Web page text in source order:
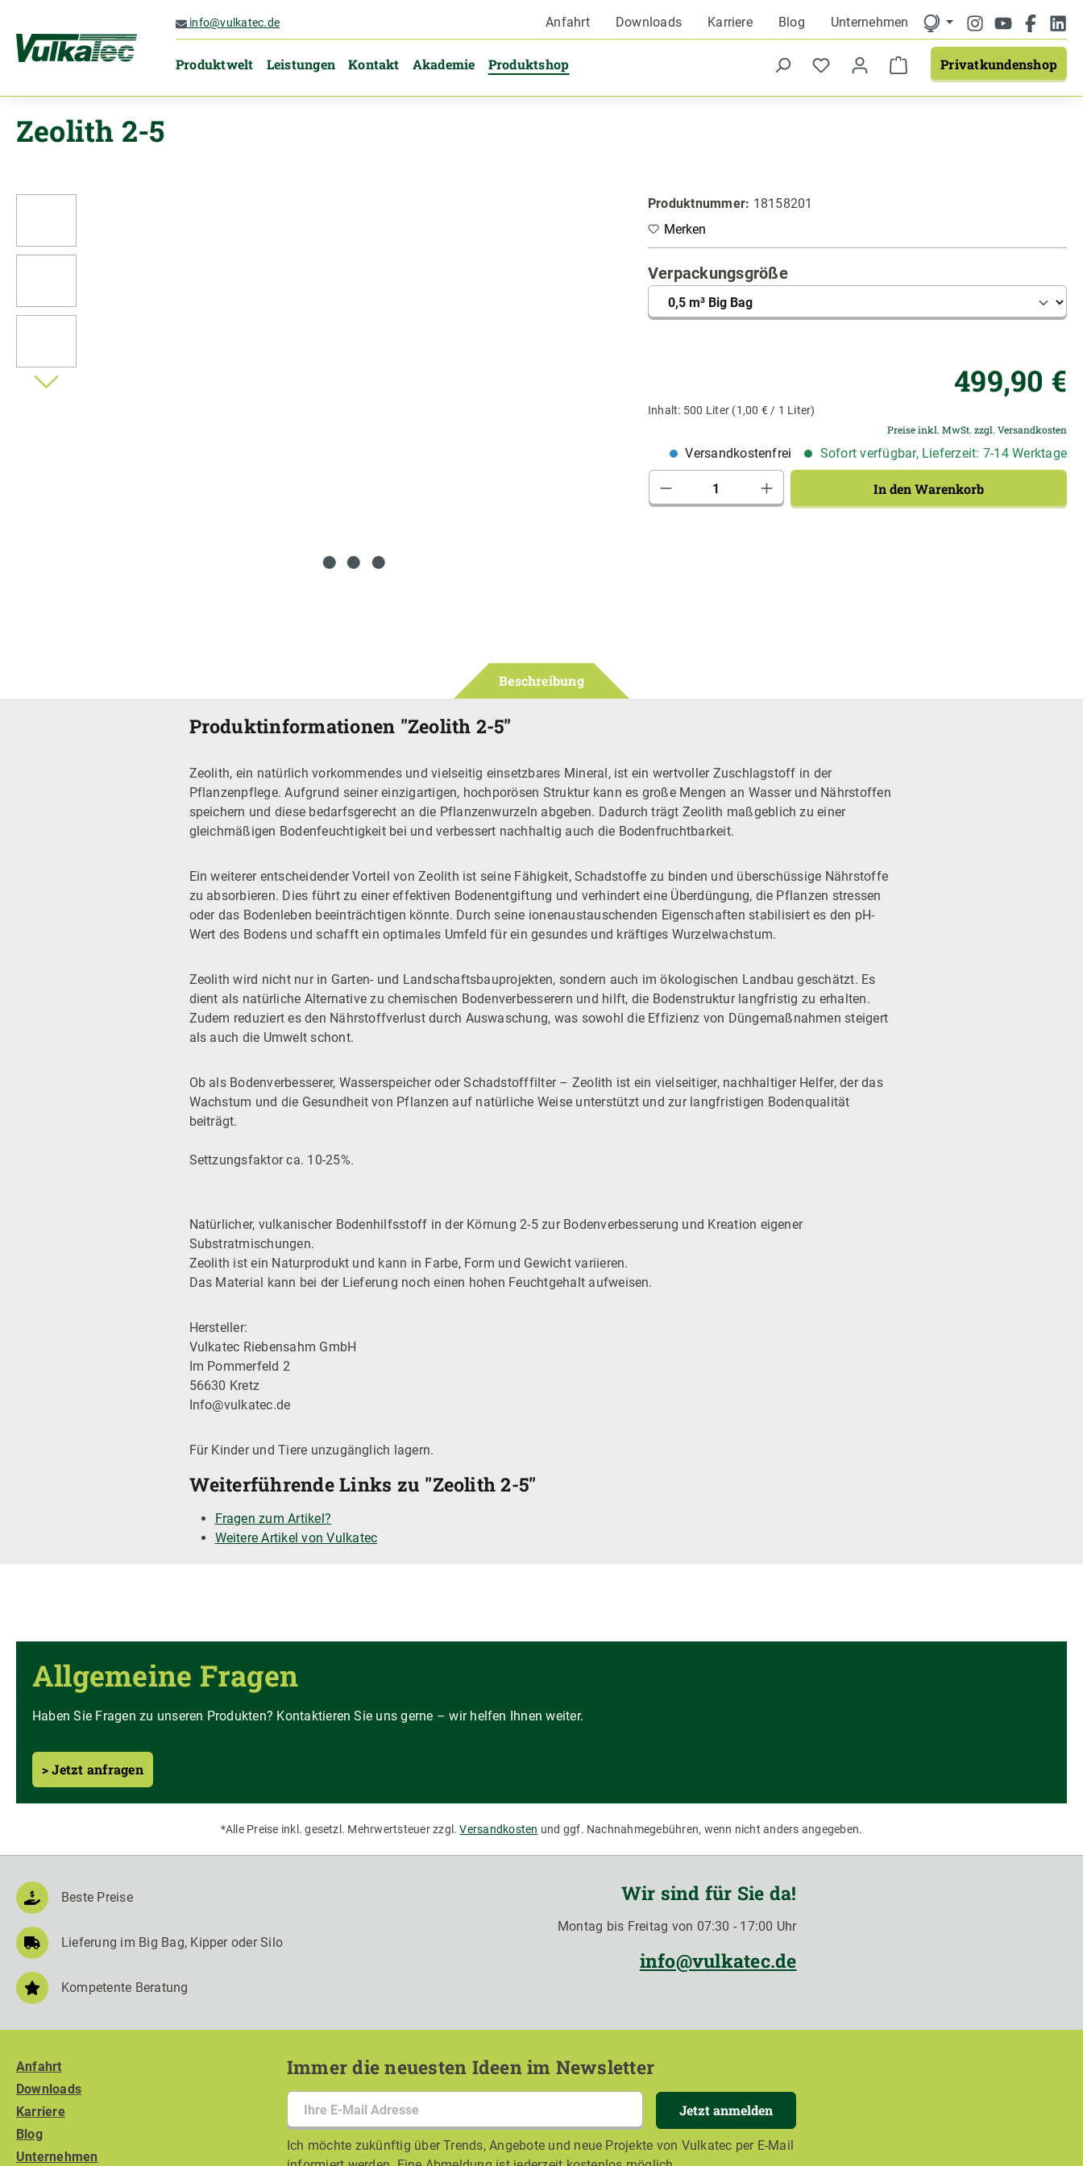
Zur Hauptnavigation springeninfo@vulkatec.de Anfahrt Downloads Karriere Blog Unternehmen
Produktwelt Leistungen Kontakt Akademie Produktshop Privatkundenshop
Zeolith 2-5
Produktnummer: 18158201
Merken
Verpackungsgrößeauswählen
499,90 €
Inhalt: 500 Liter (1,00 € / 1 Liter)
Preise inkl. MwSt. zzgl. Versandkosten
Versandkostenfrei Sofort verfügbar, Lieferzeit: 7-14 Werktage
Produkt Anzahl: Gib den gewünschten Wert ein
In den Warenkorb
Beschreibung
Produktinformationen "Zeolith 2-5"
Zeolith, ein natürlich vorkommendes und vielseitig einsetzbares Mineral, ist ein wertvoller Zuschlagstoff in der
Pflanzenpflege. Aufgrund seiner einzigartigen, hochporösen Struktur kann es große Mengen an Wasser und Nährstoffen
speichern und diese bedarfsgerecht an die Pflanzenwurzeln abgeben. Dadurch trägt Zeolith maßgeblich zu einer
gleichmäßigen Bodenfeuchtigkeit bei und verbessert nachhaltig auch die Bodenfruchtbarkeit.
Ein weiterer entscheidender Vorteil von Zeolith ist seine Fähigkeit, Schadstoffe zu binden und überschüssige Nährstoffe
zu absorbieren. Dies führt zu einer effektiven Bodenentgiftung und verhindert eine Überdüngung, die Pflanzen stressen
oder das Bodenleben beeinträchtigen könnte. Durch seine ionenaustauschenden Eigenschaften stabilisiert es den pH-
Wert des Bodens und schafft ein optimales Umfeld für ein gesundes und kräftiges Wurzelwachstum.
Zeolith wird nicht nur in Garten- und Landschaftsbauprojekten, sondern auch im ökologischen Landbau geschätzt. Es
dient als natürliche Alternative zu chemischen Bodenverbesserern und hilft, die Bodenstruktur langfristig zu erhalten.
Zudem reduziert es den Nährstoffverlust durch Auswaschung, was sowohl die Effizienz von Düngemaßnahmen steigert
als auch die Umwelt schont.
Ob als Bodenverbesserer, Wasserspeicher oder Schadstofffilter – Zeolith ist ein vielseitiger, nachhaltiger Helfer, der das
Wachstum und die Gesundheit von Pflanzen auf natürliche Weise unterstützt und zur langfristigen Bodenqualität
beiträgt.
Settzungsfaktor ca. 10-25%.
Natürlicher, vulkanischer Bodenhilfsstoff in der Körnung 2-5 zur Bodenverbesserung und Kreation eigener
Substratmischungen.
Zeolith ist ein Naturprodukt und kann in Farbe, Form und Gewicht variieren.
Das Material kann bei der Lieferung noch einen hohen Feuchtgehalt aufweisen.
Hersteller:
Vulkatec Riebensahm GmbH
Im Pommerfeld 2
56630 Kretz
Info@vulkatec.de
Für Kinder und Tiere unzugänglich lagern.
Weiterführende Links zu "Zeolith 2-5"
Fragen zum Artikel?
Weitere Artikel von Vulkatec
Allgemeine Fragen
Haben Sie Fragen zu unseren Produkten? Kontaktieren Sie uns gerne – wir helfen Ihnen weiter.
> Jetzt anfragen
*Alle Preise inkl. gesetzl. Mehrwertsteuer zzgl.Versandkosten und ggf. Nachnahmegebühren, wenn nicht anders angegeben.
Beste Preise
Lieferung im Big Bag, Kipper oder Silo
Kompetente Beratung
Wir sind für Sie da!
Montag bis Freitag von 07:30 - 17:00 Uhr
info@vulkatec.de
Anfahrt
Downloads
Karriere
Blog
Unternehmen
Immer die neuesten Ideen im Newsletter
Jetzt anmelden
Ich möchte zukünftig über Trends, Angebote und neue Projekte von Vulkatec per E-Mail